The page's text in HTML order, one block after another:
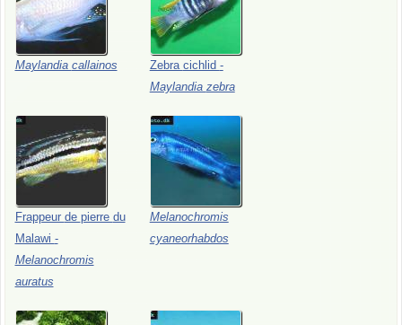
Maylandia callainos Zebra cichlid -
Maylandia zebra
Frappeur de pierre du
Malawi -
Melanochromis
auratus
Melanochromis
cyaneorhabdos